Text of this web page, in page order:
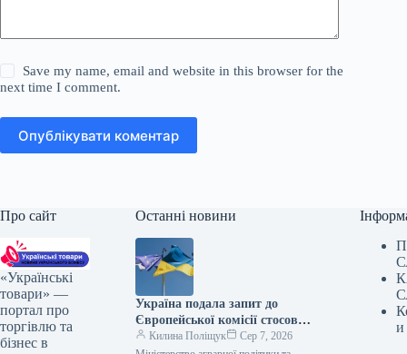
Save my name, email and website in this browser for the
next time I comment.
Опублікувати коментар
Про сайт
«Українські
товари» —
портал про
торгівлю та
бізнес в
Останні новини
Україна подала запит до
Європейської комісії стосовно
допомоги аграрному сектору
Килина Поліщук
Сер 7, 2026
и